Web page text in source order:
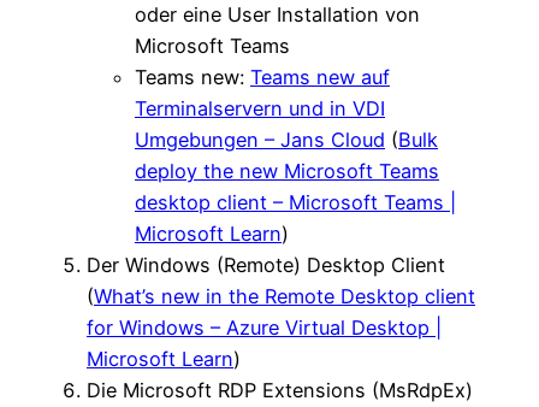
oder eine User Installation von
Microsoft Teams
Teams new: Teams new auf
Terminalservern und in VDI
Umgebungen – Jans Cloud (Bulk
deploy the new Microsoft Teams
desktop client – Microsoft Teams |
Microsoft Learn)
Der Windows (Remote) Desktop Client
(What’s new in the Remote Desktop client
for Windows – Azure Virtual Desktop |
Microsoft Learn)
Die Microsoft RDP Extensions (MsRdpEx)